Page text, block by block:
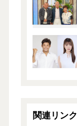
関連リンク